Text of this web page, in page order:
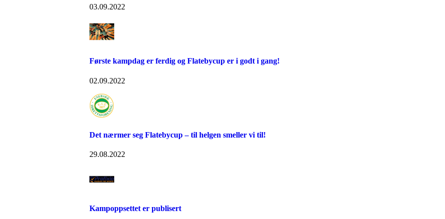
03.09.2022
Første kampdag er ferdig og Flatebycup er i godt i gang!
02.09.2022
Det nærmer seg Flatebycup – til helgen smeller vi til!
29.08.2022
Kampoppsettet er publisert